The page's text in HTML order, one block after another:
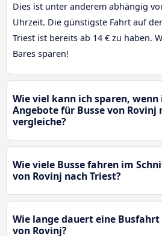
Dies ist unter anderem abhängig
Uhrzeit. Die günstigste Fahrt auf
Triest ist bereits ab 14 € zu haben.
Bares sparen!
Wie viel kann ich sparen, wenn
Angebote für Busse von Rovinj
vergleiche?
Wie viele Busse fahren im
von Rovinj nach Triest?
Wie lange dauert eine Busfahrt
von Rovinj?